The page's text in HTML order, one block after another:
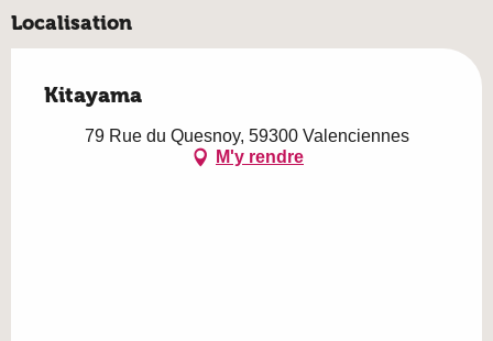
Localisation
Kitayama
79 Rue du Quesnoy, 59300 Valenciennes
M'y rendre